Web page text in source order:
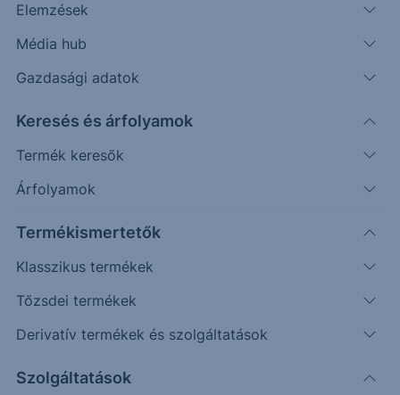
Elemzések
Média hub
Gazdasági adatok
Keresés és árfolyamok
Termék keresők
Árfolyamok
Termékismertetők
Klasszikus termékek
Tőzsdei termékek
Derivatív termékek és szolgáltatások
Szolgáltatások
16.35
Időpont: 26.08.06. 17:34
Előző záró:
15.90
Árfolyamértesítő rögzítése
További információk kérése